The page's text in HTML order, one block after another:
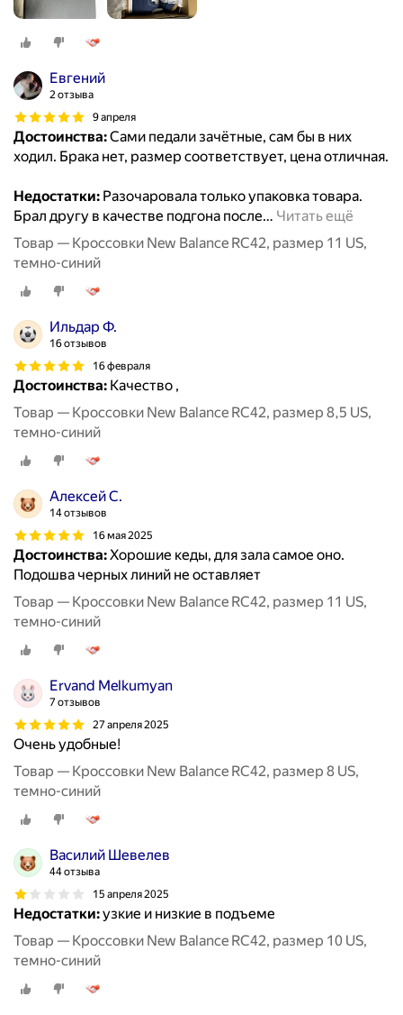
Евгений
2 отзыва
9 апреля
Достоинства:Сами педали зачётные, сам бы в них
ходил. Брака нет, размер соответствует, цена отличная.
Недостатки: Разочаровала только упаковка товара.
Брал другу в качестве подгона после… Читать ещё
Товар — Кроссовки New Balance RC42, размер 11 US,
темно-синий
Ильдар Ф.
16 отзывов
16 февраля
Достоинства: Качество ,
Товар — Кроссовки New Balance RC42, размер 8,5 US,
темно-синий
Алексей С.
14 отзывов
16 мая 2025
Достоинства:Хорошие кеды, для зала самое оно.
Подошва черных линий не оставляет
Товар — Кроссовки New Balance RC42, размер 11 US,
темно-синий
Ervand Melkumyan
7 отзывов
27 апреля 2025
Очень удобные!
Товар — Кроссовки New Balance RC42, размер 8 US,
темно-синий
Василий Шевелев
44 отзыва
15 апреля 2025
Недостатки:узкие и низкие в подъеме
Товар — Кроссовки New Balance RC42, размер 10 US,
темно-синий